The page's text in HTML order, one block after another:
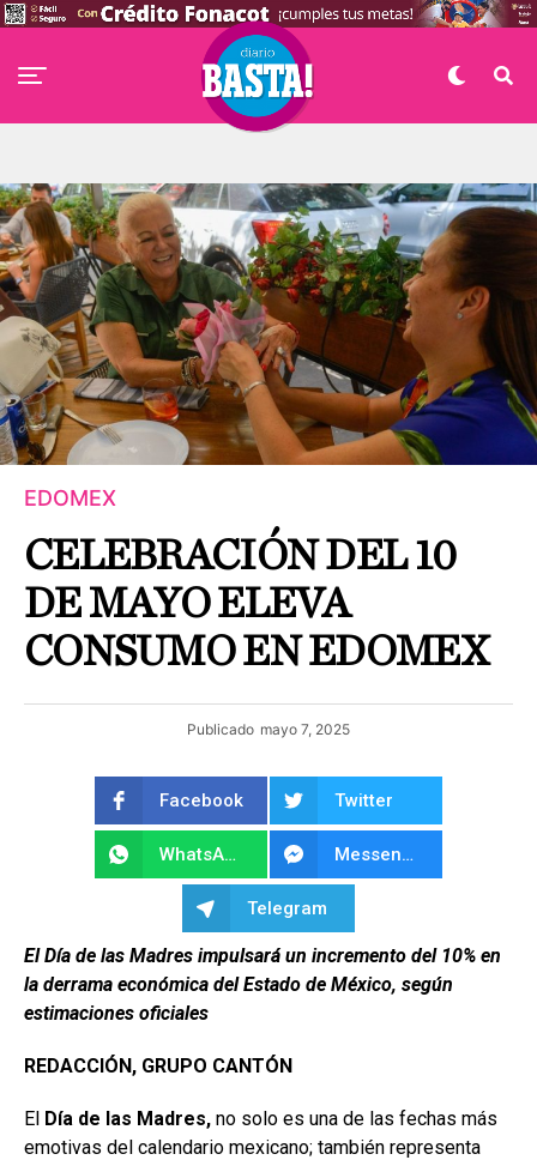
EDOMEX
CELEBRACIÓN DEL 10
DE MAYO ELEVA
CONSUMO EN EDOMEX
Publicado mayo 7, 2025
Facebook Twitter
WhatsApp Messenger
Telegram
El Día de las Madres impulsará un incremento del 10% en
la derrama económica del Estado de México, según
estimaciones oficiales
REDACCIÓN, GRUPO CANTÓN
El Día de las Madres, no solo es una de las fechas más
emotivas del calendario mexicano; también representa